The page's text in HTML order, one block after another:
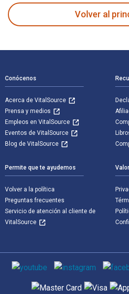
Volver al
Conócenos
Acerca de VitalSource
Prensa y medios
Empleos en VitalSource
Eventos de VitalSource
Blog de VitalSource
Permite que te ayudemos
Volver a la política
Preguntas frecuentes
Servicio de atención al cliente de
VitalSource
Medios de comunicación social
Métodos de pago admitidos